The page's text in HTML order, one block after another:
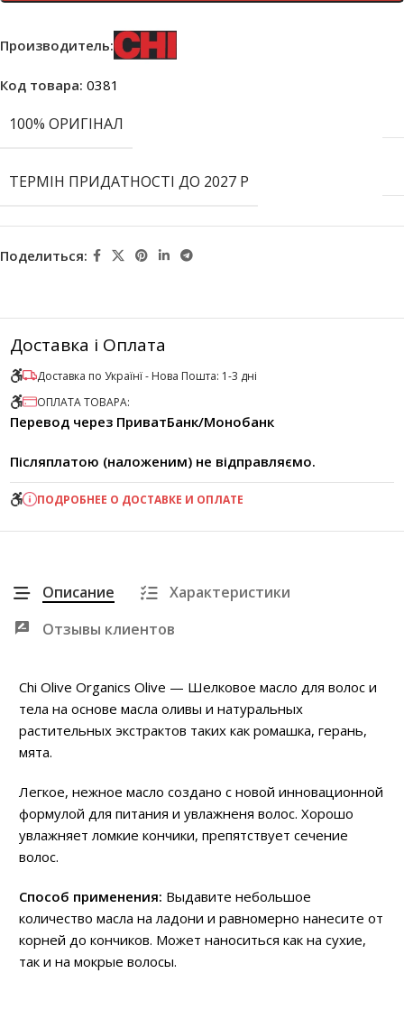
Производитель:
Код товара: 0381
100% ОРИГІНАЛ
ТЕРМІН ПРИДАТНОСТІ ДО 2027 Р
Поделиться:
Доставка і Оплата
Доставка по Українї - Нова Пошта: 1-3 дні
ОПЛАТА ТОВАРА:
Перевод через ПриватБанк/Монобанк
Післяплатою (наложеним) не відправляємо.
ПОДРОБНЕЕ О ДОСТАВКЕ И ОПЛАТЕ
Описание
Характеристики
Отзывы клиентов
Chi Olive Organics Olive — Шелковое масло для волос и
тела на основе масла оливы и натуральных
растительных экстрактов таких как ромашка, герань,
мята.
Легкое, нежное масло создано с новой инновационной
формулой для питания и увлажненя волос. Хорошо
увлажняет ломкие кончики, препятствует сечение
волос.
Способ применения: Выдавите небольшое
количество масла на ладони и равномерно нанесите от
корней до кончиков. Может наноситься как на сухие,
так и на мокрые волосы.